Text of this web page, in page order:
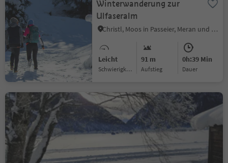
Winterwanderung zur
Ulfaseralm
Christl, Moos in Passeier, Meran und Umgebung
Leicht
Schwierigkeitsgrad
91 m
Aufstieg
0h:39 Min
Dauer
Winterrundwanderung
Kematen | Pfitsch
Afens, Pfitsch, Sterzing und Umgebung
Leicht 12 m 0h:55 Min